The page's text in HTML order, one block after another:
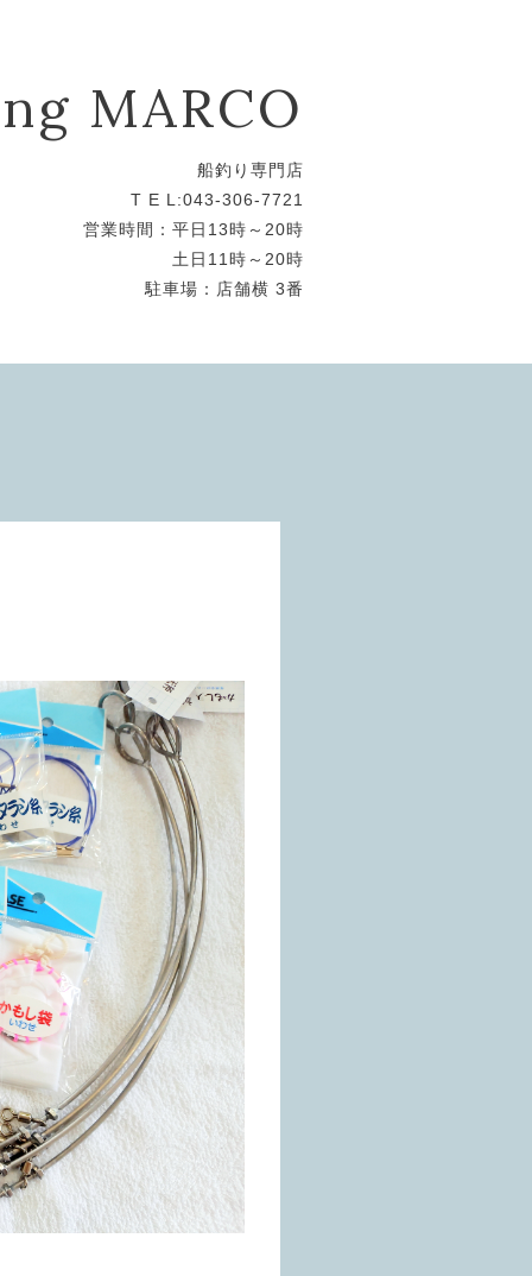
MARCO
船釣り専門店
T E L:043-306-7721
営業時間：平日13時～20時
土日11時～20時
駐車場：店舗横 3番